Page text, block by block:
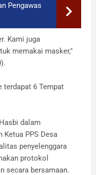
Pengawas
Kami juga
memakai masker,"
terdapat 6 Tempat
dalam
Ketua PPS Desa
penyelenggara
protokol
secara bersamaan.